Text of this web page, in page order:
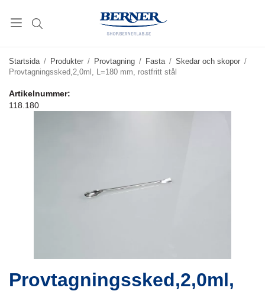
Startsida / Produkter / Provtagning / Fasta / Skedar och skopor /
Provtagningssked,2,0ml, L=180 mm, rostfritt stål
Artikelnummer:
118.180
Provtagningssked,2,0ml,